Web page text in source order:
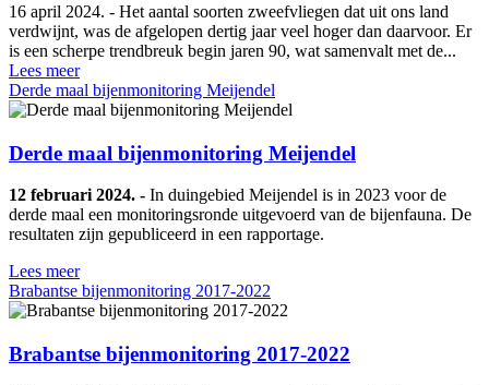
16 april 2024. - Het aantal soorten zweefvliegen dat uit ons land
verdwijnt, was de afgelopen dertig jaar veel hoger dan daarvoor. Er
is een scherpe trendbreuk begin jaren 90, wat samenvalt met de...
Lees meer
Derde maal bijenmonitoring Meijendel
Derde maal bijenmonitoring Meijendel
12 februari 2024. - In duingebied Meijendel is in 2023 voor de
derde maal een monitoringsronde uitgevoerd van de bijenfauna. De
resultaten zijn gepubliceerd in een rapportage.
Lees meer
Brabantse bijenmonitoring 2017-2022
Brabantse bijenmonitoring 2017-2022